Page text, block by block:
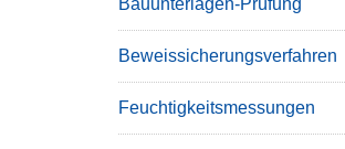
Bauunterlagen-Prüfung
Beweissicherungsverfahren
Feuchtigkeitsmessungen